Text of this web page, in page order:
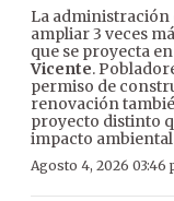
La administración
ampliar 3 veces
que se proyecta
Vicente.
permiso de
renovación
proyecto distinto
impacto
Agosto 4, 2026 03:46